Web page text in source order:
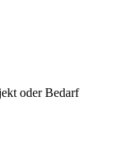
oder Bedarf